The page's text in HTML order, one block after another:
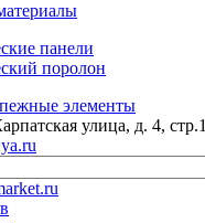
панели
поролон
элементы
улица, д. 4, стр.1